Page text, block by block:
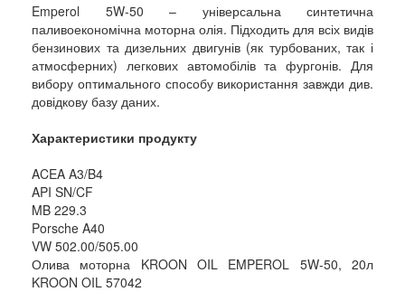
Emperol 5W-50 – універсальна синтетична
паливоекономічна моторна олія. Підходить для всіх видів
бензинових та дизельних двигунів (як турбованих, так і
атмосферних) легкових автомобілів та фургонів. Для
вибору оптимального способу використання завжди див.
довідкову базу даних.
Характеристики продукту
ACEA A3/B4
API SN/CF
MB 229.3
Porsche A40
VW 502.00/505.00
Олива моторна KROON OIL EMPEROL 5W-50, 20л
KROON OIL 57042